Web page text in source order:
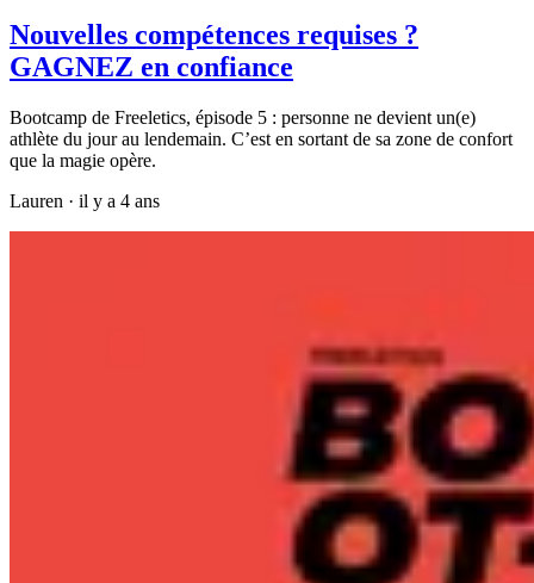
Nouvelles compétences requises ?
GAGNEZ en confiance
Bootcamp de Freeletics, épisode 5 : personne ne devient un(e)
athlète du jour au lendemain. C’est en sortant de sa zone de confort
que la magie opère.
Lauren · il y a 4 ans